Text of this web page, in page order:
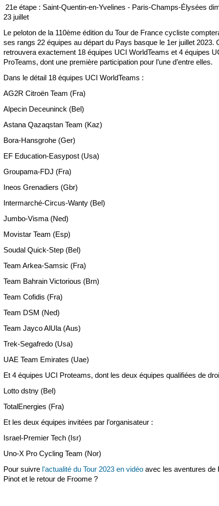
21e étape : Saint-Quentin-en-Yvelines - Paris-Champs-Élysées
23 juillet
Le peloton de la 110ème édition du Tour de France cycliste
ses rangs 22 équipes au départ du Pays basque le 1er juillet 2023.
retrouvera exactement 18 équipes UCI WorldTeams et 4 équipes
ProTeams, dont une première participation pour l’une d’entre elles.
Dans le détail 18 équipes UCI WorldTeams :
AG2R Citroën Team (Fra)
Alpecin Deceuninck (Bel)
Astana Qazaqstan Team (Kaz)
Bora-Hansgrohe (Ger)
EF Education-Easypost (Usa)
Groupama-FDJ (Fra)
Ineos Grenadiers (Gbr)
Intermarché-Circus-Wanty (Bel)
Jumbo-Visma (Ned)
Movistar Team (Esp)
Soudal Quick-Step (Bel)
Team Arkea-Samsic (Fra)
Team Bahrain Victorious (Brn)
Team Cofidis (Fra)
Team DSM (Ned)
Team Jayco AlUla (Aus)
Trek-Segafredo (Usa)
UAE Team Emirates (Uae)
Et 4 équipes UCI Proteams, dont les deux équipes qualifiées de
Lotto dstny (Bel)
TotalEnergies (Fra)
Et les deux équipes invitées par l’organisateur :
Israel-Premier Tech (Isr)
Uno-X Pro Cycling Team (Nor)
Pour suivre l'actualité du Tour 2023 en vidéo avec les aventures de
Pinot et le retour de Froome ?